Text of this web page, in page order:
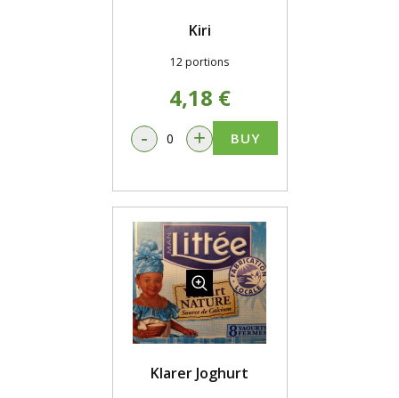
Kiri
12 portions
4,18 €
- + BUY
Klarer Joghurt